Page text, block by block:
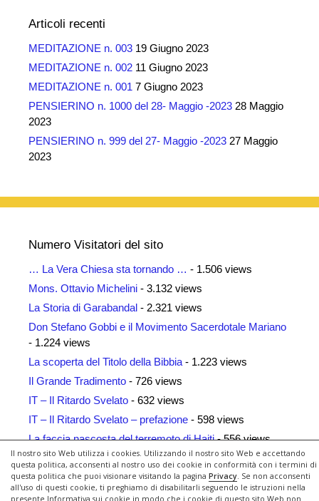
Il nostro sito Web utilizza i cookies. Utilizzando il nostro sito Web e accettando
questa politica, acconsenti al nostro uso dei cookie in conformità con i termini di
questa politica che puoi visionare visitando la pagina Privacy. Se non acconsenti
all'uso di questi cookie, ti preghiamo di disabilitarli seguendo le istruzioni nella
presente Informativa sui cookie in modo che i cookie di questo sito Web non
Articoli recenti
MEDITAZIONE n. 003 19 Giugno 2023
MEDITAZIONE n. 002 11 Giugno 2023
MEDITAZIONE n. 001 7 Giugno 2023
PENSIERINO n. 1000 del 28- Maggio -2023 28 Maggio
2023
PENSIERINO n. 999 del 27- Maggio -2023 27 Maggio
2023
Numero Visitatori del sito
… La Vera Chiesa sta tornando … - 1.506 views
Mons. Ottavio Michelini - 3.132 views
La Storia di Garabandal - 2.321 views
Don Stefano Gobbi e il Movimento Sacerdotale Mariano
- 1.224 views
La scoperta del Titolo della Bibbia - 1.223 views
Il Grande Tradimento - 726 views
IT – Il Ritardo Svelato - 632 views
IT – Il Ritardo Svelato – prefazione - 598 views
La faccia nascosta del terremoto di Haiti- 556 views
Siti Amici- 461 views